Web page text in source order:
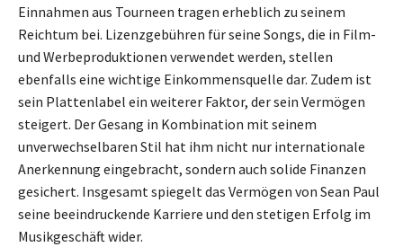
Einnahmen aus Tourneen tragen erheblich zu seinem
Reichtum bei. Lizenzgebühren für seine Songs, die in Film-
und Werbeproduktionen verwendet werden, stellen
ebenfalls eine wichtige Einkommensquelle dar. Zudem ist
sein Plattenlabel ein weiterer Faktor, der sein Vermögen
steigert. Der Gesang in Kombination mit seinem
unverwechselbaren Stil hat ihm nicht nur internationale
Anerkennung eingebracht, sondern auch solide Finanzen
gesichert. Insgesamt spiegelt das Vermögen von Sean Paul
seine beeindruckende Karriere und den stetigen Erfolg im
Musikgeschäft wider.